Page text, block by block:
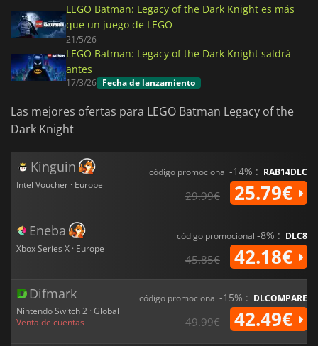
LEGO Batman: Legacy of the Dark Knight es más
que un juego de LEGO
21/5/26
LEGO Batman: Legacy of the Dark Knight saldrá
antes
17/3/26 Fecha de lanzamiento
Las mejores ofertas para LEGO Batman Legacy of the
Dark Knight
Kinguin
Intel Voucher · Europe
código promocional -14% : RAB14DLC
29.99€ 25.79€
Eneba
Xbox Series X · Europe
código promocional -8% : DLC8
45.85€ 42.18€
Difmark
Nintendo Switch 2 · Global
Venta de cuentas
código promocional -15% : DLCOMPARE
49.99€ 42.49€